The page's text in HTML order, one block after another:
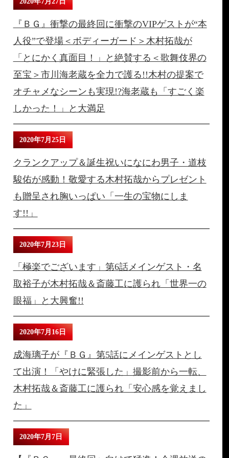
『ＢＧ』衝撃の最終回に衝撃のVIPゲストが“本
人役”で登場＜ボディーガード＞木村拓哉が
「とにかく真面目！」と絶賛する＜歌舞伎界の
至宝＞市川海老蔵を全力で護る!!木村の提案で
オチャメなシーンも実現!?海老蔵も「すごく楽
しかった！」と大満足
2020年7月25日
クランクアップ＆誕生祝いになにわ男子・道枝
駿佑が感動！敬愛する木村拓哉からプレゼント
も贈呈され胸いっぱい「一生の宝物にしま
す!!」
2020年7月23日
「極楽でございます」第6話メインゲスト・名
取裕子が木村拓哉＆斎藤工に護られ「世界一の
眼福」と大興奮!!
2020年7月16日
成海璃子が『ＢＧ』第5話にメインゲストとし
て出演！「やけに緊張した」撮影前から一転、
木村拓哉＆斎藤工に護られ「安心感を覚えまし
た」
2020年7月7日